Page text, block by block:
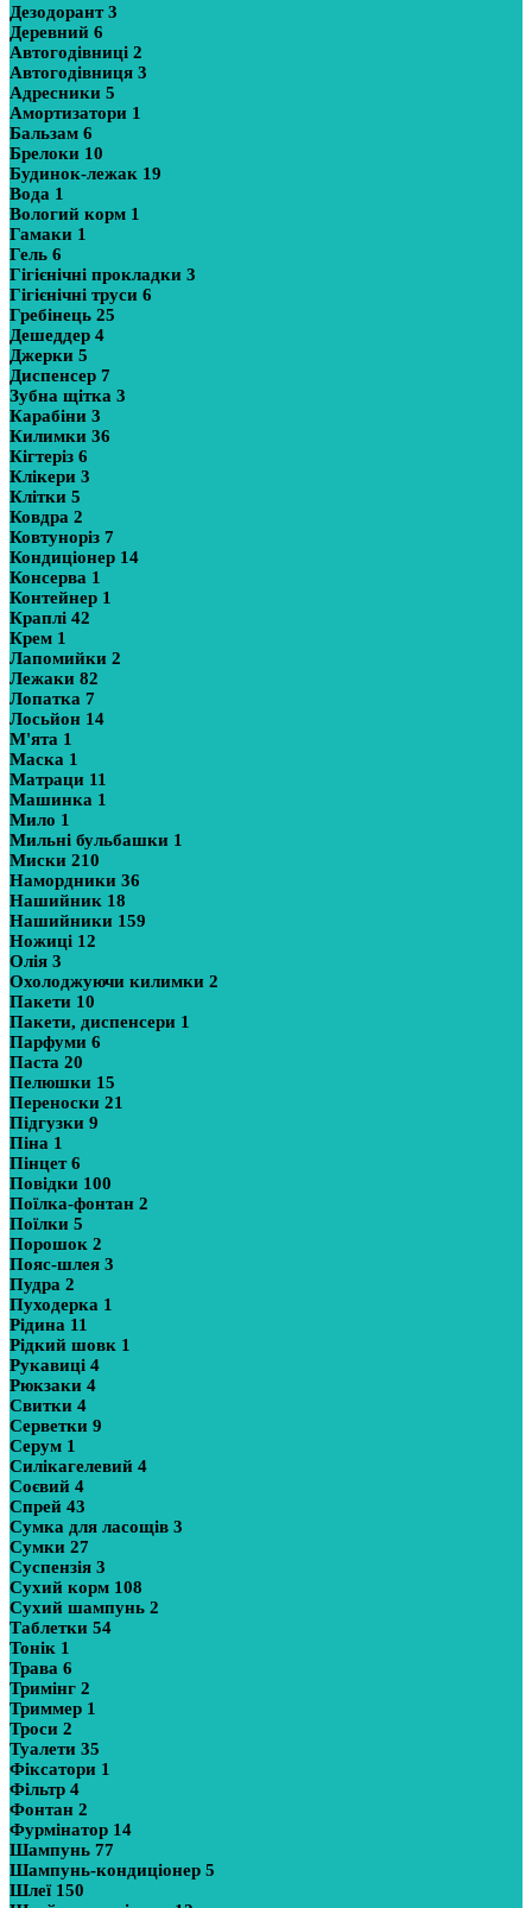
Дезодорант3
Деревний 6
Автогодівниці 2
Автогодівниця 3
Адресники 5
Амортизатори 1
Бальзам 6
Брелоки 10
Будинок-лежак 19
Вода 1
Вологий корм 1
Гамаки 1
Гель 6
Гігієнічні прокладки 3
Гігієнічні труси 6
Гребінець 25
Дешеддер 4
Джерки 5
Диспенсер 7
Зубна щітка 3
Карабіни 3
Килимки 36
Кігтеріз 6
Клікери 3
Клітки 5
Ковдра 2
Ковтуноріз 7
Кондиціонер 14
Консерва 1
Контейнер 1
Краплі 42
Крем 1
Лапомийки 2
Лежаки 82
Лопатка 7
Лосьйон 14
М'ята 1
Маска 1
Матраци 11
Машинка 1
Мило 1
Мильні бульбашки 1
Миски 210
Намордники 36
Нашийник 18
Нашийники 159
Ножиці 12
Олія 3
Охолоджуючи килимки 2
Пакети 10
Пакети, диспенсери 1
Парфуми 6
Паста 20
Пелюшки 15
Переноски 21
Підгузки 9
Піна 1
Пінцет6
Повідки 100
Поїлка-фонтан 2
Поїлки 5
Порошок 2
Пояс-шлея 3
Пудра 2
Пуходерка 1
Рідина 11
Рідкий шовк 1
Рукавиці 4
Рюкзаки 4
Свитки 4
Серветки 9
Серум 1
Силікагелевий 4
Соєвий 4
Спрей 43
Сумка для ласощів 3
Сумки 27
Суспензія 3
Сухий корм 108
Сухий шампунь 2
Таблетки 54
Тонік 1
Трава 6
Тримінг 2
Триммер 1
Троси 2
Туалети 35
Фіксатори 1
Фільтр 4
Фонтан 2
Фурмінатор 14
Шампунь 77
Шампунь-кондиціонер 5
Шлеї 150